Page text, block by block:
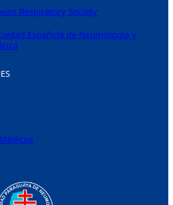
Respiratory Society
Española de Neumología y